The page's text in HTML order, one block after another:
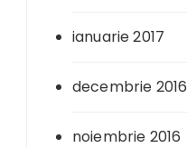
ianuarie 2017
decembrie 2016
noiembrie 2016